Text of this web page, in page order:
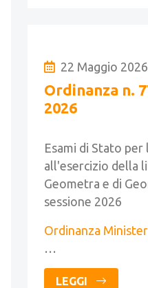
22 Maggio 2026
Ordinanza n.
2026
Esami di Stato
all'esercizio della
Geometra e di
sessione 2026
Ordinanza
…
LEGGI